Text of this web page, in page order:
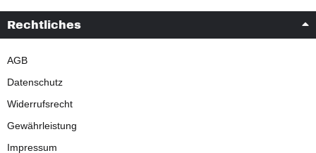
Rechtliches
AGB
Datenschutz
Widerrufsrecht
Gewährleistung
Impressum